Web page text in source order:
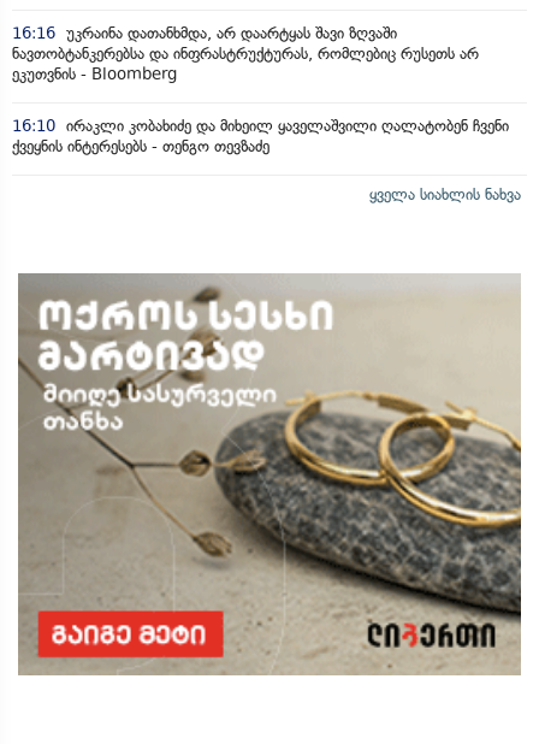
16:16 უკრაინა დათანხმდა, არ დაარტყას შავი ზღვაში
ნავთობტანკერებსა და ინფრასტრუქტურას, რომლებიც რუსეთს არ
ეკუთვნის - Bloomberg
16:10 ირაკლი კობახიძე და მიხეილ ყაველაშვილი ღალატობენ ჩვენი
ქვეყნის ინტერესებს - თენგო თევზაძე
ყველა სიახლის ნახვა